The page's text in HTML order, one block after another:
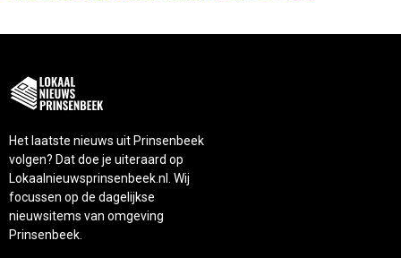
Het laatste nieuws uit Prinsenbeek
volgen? Dat doe je uiteraard op
Lokaalnieuwsprinsenbeek.nl. Wij
focussen op de dagelijkse
nieuwsitems van omgeving
Prinsenbeek.